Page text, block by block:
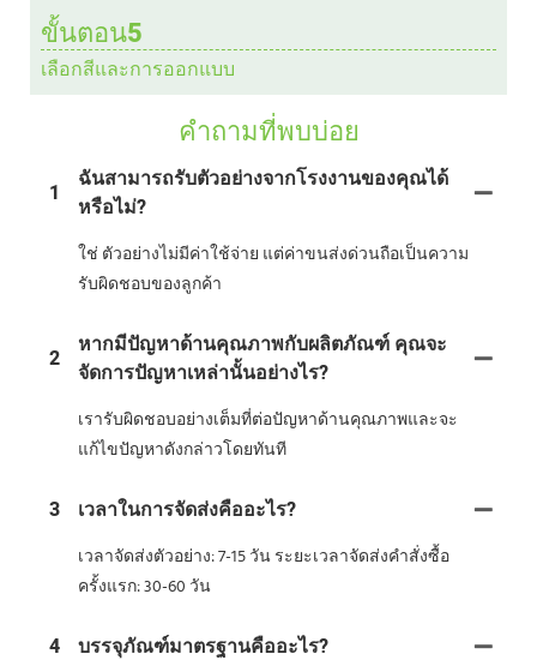
ขั้นตอน5
เลือกสีและการออกแบบ
คำถามที่พบบ่อย
1
ฉันสามารถรับตัวอย่างจากโรงงานของคุณได้
หรือไม่?
ใช่ ตัวอย่างไม่มีค่าใช้จ่าย แต่ค่าขนส่งด่วนถือเป็นความ
รับผิดชอบของลูกค้า
2
หากมีปัญหาด้านคุณภาพกับผลิตภัณฑ์ คุณจะ
จัดการปัญหาเหล่านั้นอย่างไร?
เรารับผิดชอบอย่างเต็มที่ต่อปัญหาด้านคุณภาพและจะ
แก้ไขปัญหาดังกล่าวโดยทันที
3 เวลาในการจัดส่งคืออะไร?
เวลาจัดส่งตัวอย่าง: 7-15 วัน ระยะเวลาจัดส่งคำสั่งซื้อ
ครั้งแรก: 30-60 วัน
4 บรรจุภัณฑ์มาตรฐานคืออะไร?